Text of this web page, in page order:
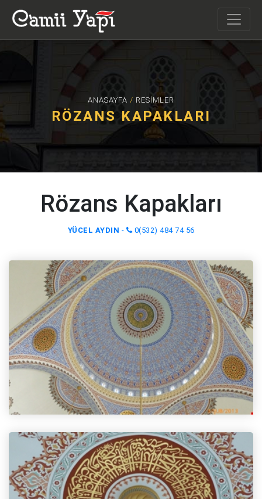
ANASAYFA / RESIMLER
RÖZANS KAPAKLARI
Rözans Kapakları
YÜCEL AYDIN - 0(532) 484 74 56